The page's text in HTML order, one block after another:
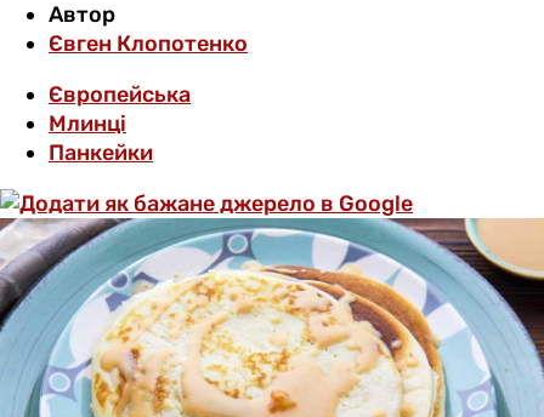
Автор
Євген Клопотенко
Європейська
Млинці
Панкейки